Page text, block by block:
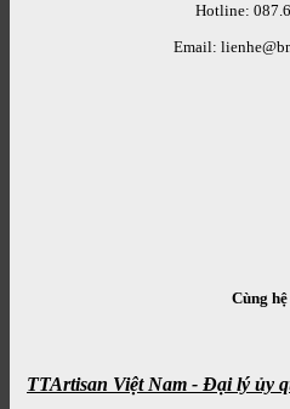
Hotline:
Email:
Cùng
TTArtisan Việt Nam - Đại lý ủy